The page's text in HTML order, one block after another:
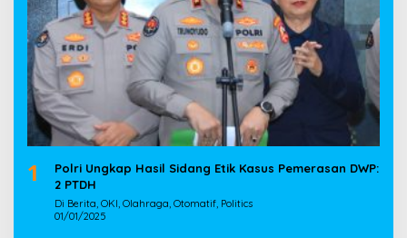
1
Polri Ungkap Hasil Sidang Etik Kasus Pemerasan DWP:
2 PTDH
Di Berita, OKI, Olahraga, Otomatif, Politics
01/01/2025